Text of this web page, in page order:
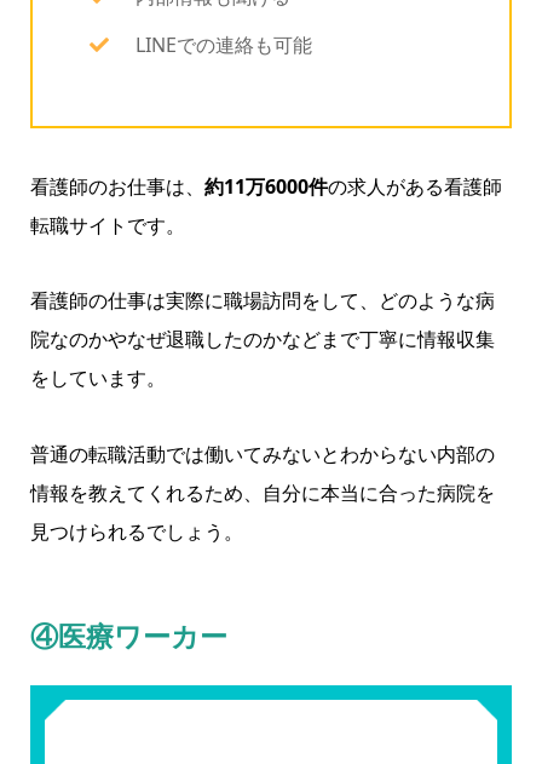
LINEでの連絡も可能
看護師のお仕事は、 約11万6000件の求人がある看護師
転職サイトです。
看護師の仕事は実際に職場訪問をして、どのような病
院なのかやなぜ退職したのかなどまで丁寧に情報収集
をしています。
普通の転職活動では働いてみないとわからない内部の
情報を教えてくれるため、自分に本当に合った病院を
見つけられるでしょう。
④医療ワーカー